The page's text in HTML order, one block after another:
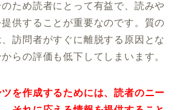
ため読者にとって有益で、読みや
供することが重要なのです。質の
訪問者がすぐに離脱する原因とな
らの評価も低下してしまいます。
を作成するためには、読者のニー